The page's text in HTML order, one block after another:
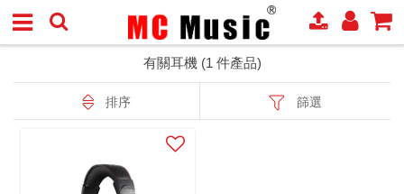
有關耳機 (1 件產品)
排序 篩選